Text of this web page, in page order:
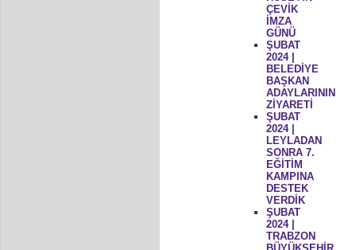
ÇEVİK
İMZA
GÜNÜ
ŞUBAT
2024 |
BELEDİYE
BAŞKAN
ADAYLARININ
ZİYARETİ
ŞUBAT
2024 |
LEYLADAN
SONRA 7.
EĞİTİM
KAMPINA
DESTEK
VERDİK
ŞUBAT
2024 |
TRABZON